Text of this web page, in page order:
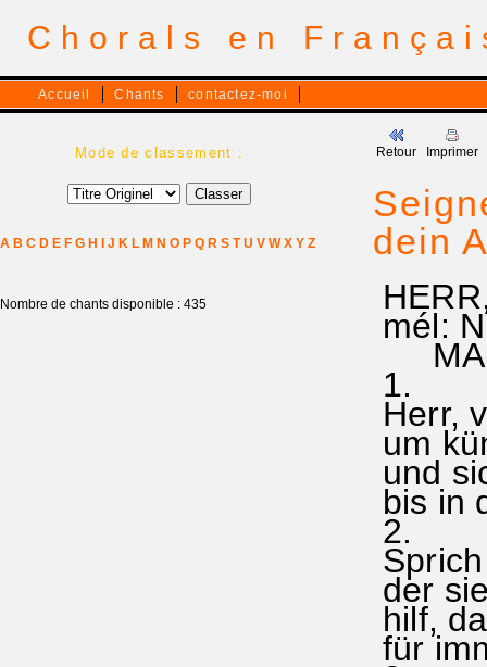
Chorals en
Accueil Chants contactez-moi
Mode de classement :
A B C D E F G H J K L M N O P Q R S T U V W X Y Z
Nombre de chants disponible : 435
Retour Imprimer
dein
mél:
1.
Herr,
um
und
bis in
der
hilf,
für